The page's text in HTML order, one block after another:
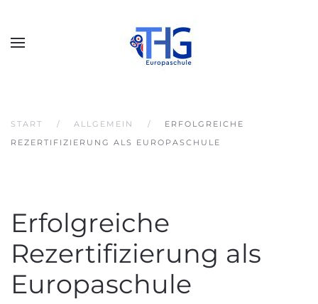
START ALLGEMEIN
ERFOLGREICHE
REZERTIFIZIERUNG ALS EUROPASCHULE
Erfolgreiche
Rezertifizierung als
Europaschule